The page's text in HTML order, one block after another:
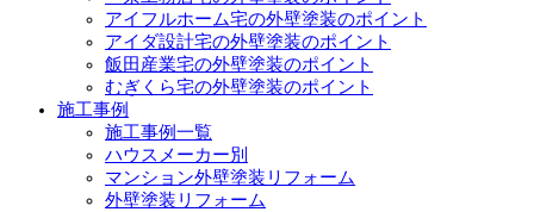
アイフルホーム宅の外壁塗装のポイント
アイダ設計宅の外壁塗装のポイント
飯田産業宅の外壁塗装のポイント
むぎくら宅の外壁塗装のポイント
施工事例
施工事例一覧
ハウスメーカー別
マンション外壁塗装リフォーム
外壁塗装リフォーム